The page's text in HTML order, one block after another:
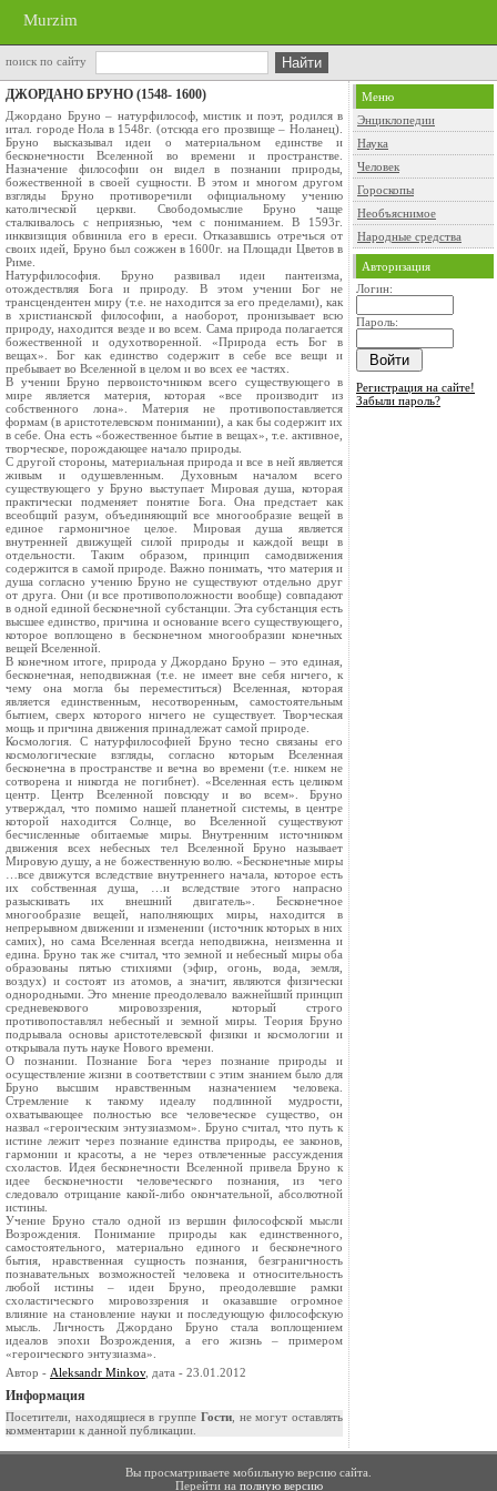
Murzim
поиск по сайту
ДЖОРДАНО БРУНО (1548- 1600)
Джордано Бруно – натурфилософ, мистик и поэт, родился в
итал. городе Нола в 1548г. (отсюда его прозвище – Ноланец).
Бруно высказывал идеи о материальном единстве и
бесконечности Вселенной во времени и пространстве.
Назначение философии он видел в познании природы,
божественной в своей сущности. В этом и многом другом
взгляды Бруно противоречили официальному учению
католической церкви. Свободомыслие Бруно чаще
сталкивалось с неприязнью, чем с пониманием. В 1593г.
инквизиция обвинила его в ереси. Отказавшись отречься от
своих идей, Бруно был сожжен в 1600г. на Площади Цветов в
Риме.
Натурфилософия. Бруно развивал идеи пантеизма,
отождествляя Бога и природу. В этом учении Бог не
трансцендентен миру (т.е. не находится за его пределами), как
в христианской философии, а наоборот, пронизывает всю
природу, находится везде и во всем. Сама природа полагается
божественной и одухотворенной. «Природа есть Бог в
вещах». Бог как единство содержит в себе все вещи и
пребывает во Вселенной в целом и во всех ее частях.
В учении Бруно первоисточником всего существующего в
мире является материя, которая «все производит из
собственного лона». Материя не противопоставляется
формам (в аристотелевском понимании), а как бы содержит их
в себе. Она есть «божественное бытие в вещах», т.е. активное,
творческое, порождающее начало природы.
С другой стороны, материальная природа и все в ней является
живым и одушевленным. Духовным началом всего
существующего у Бруно выступает Мировая душа, которая
практически подменяет понятие Бога. Она предстает как
всеобщий разум, объединяющий все многообразие вещей в
единое гармоничное целое. Мировая душа является
внутренней движущей силой природы и каждой вещи в
отдельности. Таким образом, принцип самодвижения
содержится в самой природе. Важно понимать, что материя и
душа согласно учению Бруно не существуют отдельно друг
от друга. Они (и все противоположности вообще) совпадают
в одной единой бесконечной субстанции. Эта субстанция есть
высшее единство, причина и основание всего существующего,
которое воплощено в бесконечном многообразии конечных
вещей Вселенной.
В конечном итоге, природа у Джордано Бруно – это единая,
бесконечная, неподвижная (т.е. не имеет вне себя ничего, к
чему она могла бы переместиться) Вселенная, которая
является единственным, несотворенным, самостоятельным
бытием, сверх которого ничего не существует. Творческая
мощь и причина движения принадлежат самой природе.
Космология. С натурфилософией Бруно тесно связаны его
космологические взгляды, согласно которым Вселенная
бесконечна в пространстве и вечна во времени (т.е. никем не
сотворена и никогда не погибнет). «Вселенная есть целиком
центр. Центр Вселенной повсюду и во всем». Бруно
утверждал, что помимо нашей планетной системы, в центре
которой находится Солнце, во Вселенной существуют
бесчисленные обитаемые миры. Внутренним источником
движения всех небесных тел Вселенной Бруно называет
Мировую душу, а не божественную волю. «Бесконечные миры
…все движутся вследствие внутреннего начала, которое есть
их собственная душа, …и вследствие этого напрасно
разыскивать их внешний двигатель». Бесконечное
многообразие вещей, наполняющих миры, находится в
непрерывном движении и изменении (источник которых в них
самих), но сама Вселенная всегда неподвижна, неизменна и
едина. Бруно так же считал, что земной и небесный миры оба
образованы пятью стихиями (эфир, огонь, вода, земля,
воздух) и состоят из атомов, а значит, являются физически
однородными. Это мнение преодолевало важнейший принцип
средневекового мировоззрения, который строго
противопоставлял небесный и земной миры. Теория Бруно
подрывала основы аристотелевской физики и космологии и
открывала путь науке Нового времени.
О познании. Познание Бога через познание природы и
осуществление жизни в соответствии с этим знанием было для
Бруно высшим нравственным назначением человека.
Стремление к такому идеалу подлинной мудрости,
охватывающее полностью все человеческое существо, он
назвал «героическим энтузиазмом». Бруно считал, что путь к
истине лежит через познание единства природы, ее законов,
гармонии и красоты, а не через отвлеченные рассуждения
схоластов. Идея бесконечности Вселенной привела Бруно к
идее бесконечности человеческого познания, из чего
следовало отрицание какой-либо окончательной, абсолютной
истины.
Учение Бруно стало одной из вершин философской мысли
Возрождения. Понимание природы как единственного,
самостоятельного, материально единого и бесконечного
бытия, нравственная сущность познания, безграничность
познавательных возможностей человека и относительность
любой истины – идеи Бруно, преодолевшие рамки
схоластического мировоззрения и оказавшие огромное
влияние на становление науки и последующую философскую
мысль. Личность Джордано Бруно стала воплощением
идеалов эпохи Возрождения, а его жизнь – примером
«героического энтузиазма».
Автор - Aleksandr Minkov, дата - 23.01.2012
Информация
Посетители, находящиеся в группе Гости, не могут оставлять
комментарии к данной публикации.
Меню
Энциклопедии
Наука
Человек
Гороскопы
Необъяснимое
Народные средства
Авторизация
Логин:
Пароль:
Регистрация на сайте!
Забыли пароль?
Вы просматриваете мобильную версию сайта.
Перейти на полную версию